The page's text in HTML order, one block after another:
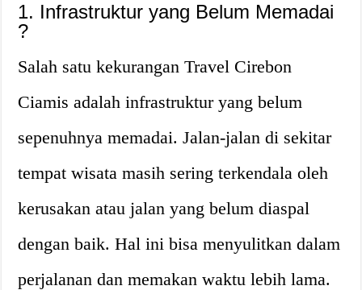
1. Infrastruktur yang Belum Memadai
?
Salah satu kekurangan Travel Cirebon
Ciamis adalah infrastruktur yang belum
sepenuhnya memadai. Jalan-jalan di sekitar
tempat wisata masih sering terkendala oleh
kerusakan atau jalan yang belum diaspal
dengan baik. Hal ini bisa menyulitkan dalam
perjalanan dan memakan waktu lebih lama.